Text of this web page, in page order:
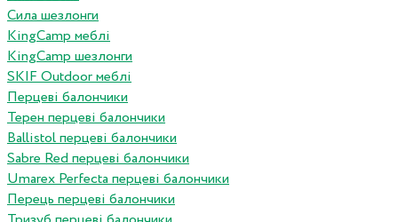
Сила шезлонги
KingCamp меблі
KingCamp шезлонги
SKIF Outdoor меблі
Перцеві балончики
Терен перцеві балончики
Ballistol перцеві балончики
Sabre Red перцеві балончики
Umarex Perfecta перцеві балончики
Перець перцеві балончики